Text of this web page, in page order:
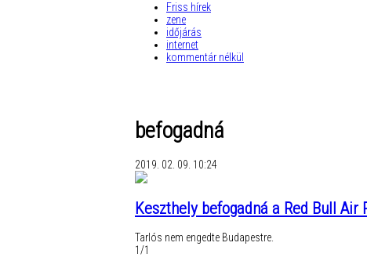
Friss hírek
zene
időjárás
internet
kommentár nélkül
befogadná
2019. 02. 09. 10:24
Keszthely befogadná a Red Bull Air
Tarlós nem engedte Budapestre.
1/1